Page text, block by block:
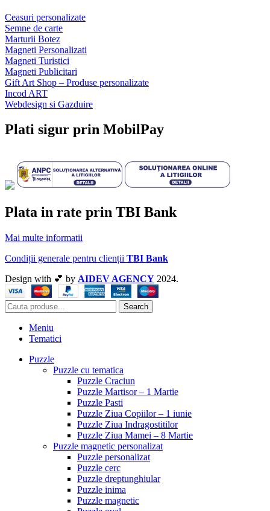
Ceasuri personalizate
Semne de carte
Marturii Botez
Magneti Personalizati
Magneti Turistici
Magneti Publicitari
Gift Art Shop – Produse personalizate
Incod ART
Webdesign si Gazduire
Plati sigur prin MobilPay
Plata in rate prin TBI Bank
Mai multe informatii
Condiții generale pentru clienții TBI Bank
Design with 💕 by AIDEV AGENCY 2024.
Search
Meniu
Tematici
Puzzle
Puzzle cu tematica
Puzzle Craciun
Puzzle Martisor – 1 Martie
Puzzle Pasti
Puzzle Ziua Copiilor – 1 iunie
Puzzle Ziua Indragostitilor
Puzzle Ziua Mamei – 8 Martie
Puzzle magnetic personalizat
Puzzle personalizat
Puzzle cerc
Puzzle dreptunghiular
Puzzle inima
Puzzle magnetic